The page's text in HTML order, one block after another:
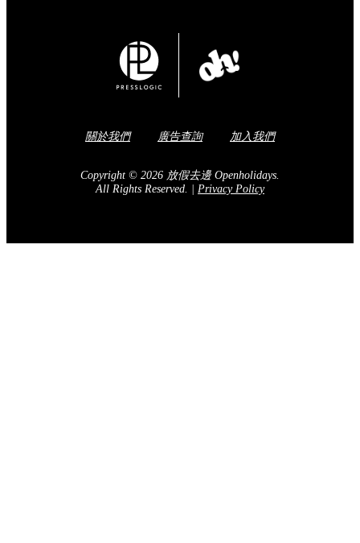
關於我們 廣告查詢 加入我們
Copyright © 2026 放假去邊 Openholidays.
All Rights Reserved.
Privacy Policy